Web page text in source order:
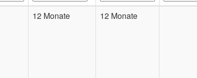
12 Monate 12 Monate